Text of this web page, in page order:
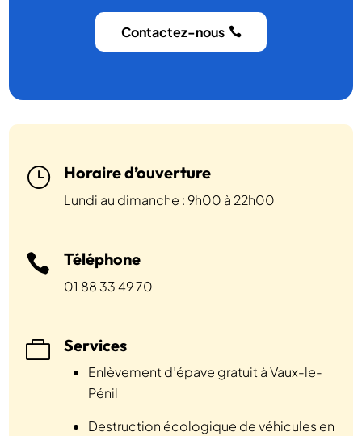
Contactez-nous
} Horaire d’ouverture
Lundi au dimanche : 9h00 à 22h00
 Téléphone
01 88 33 49 70
 Services
Enlèvement d’épave gratuit à Vaux-le-
Pénil
Destruction écologique de véhicules en